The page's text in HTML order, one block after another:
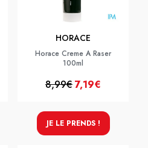
HORACE
Horace Creme A Raser
100ml
8,99€7,19€
JE LE PRENDS !